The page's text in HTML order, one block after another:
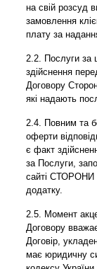
на свій розсуд
замовлення
плату за
2.2. Послуги за
здійснення
Договору
які надають
2.4. Повним та
оферти
є факт
за Послуги,
сайті СТОРОНИ
додатку.
2.5. Момент
Договору
Договір,
має юридичну